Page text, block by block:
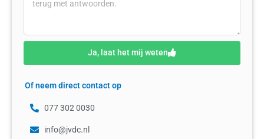
Ja, laat het mij weten
Of neem direct contact op
077 302 0030
info@jvdc.nl